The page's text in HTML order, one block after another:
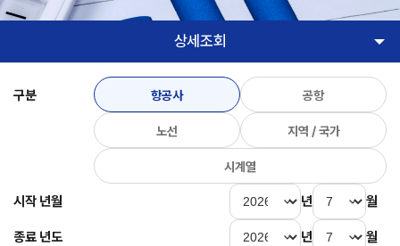
상세조회
구분 항공사 공항
노선 지역 / 국가
시계열
시작 년월 년 월
종료 년도 년 월